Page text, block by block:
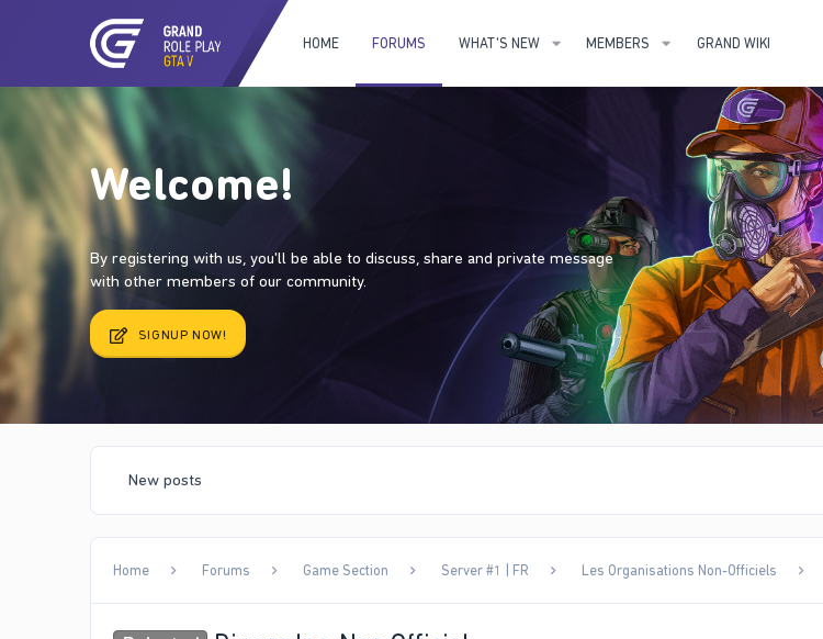
HOME FORUMS WHAT'S NEW MEMBERS GRAND WIKI
Welcome!
By registering with us, you'll be able to discuss, share and private message
with other members of our community.
SIGNUP NOW!
New posts
Home Forums Game Section Server #1 | FR Les Organisations Non-Officiels